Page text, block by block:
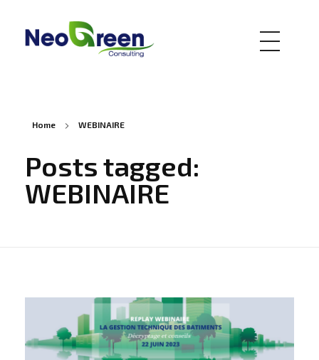
Home WEBINAIRE
Posts tagged:
WEBINAIRE